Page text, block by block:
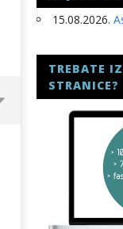
15.08.2026.
TREBATE
STRANICE?